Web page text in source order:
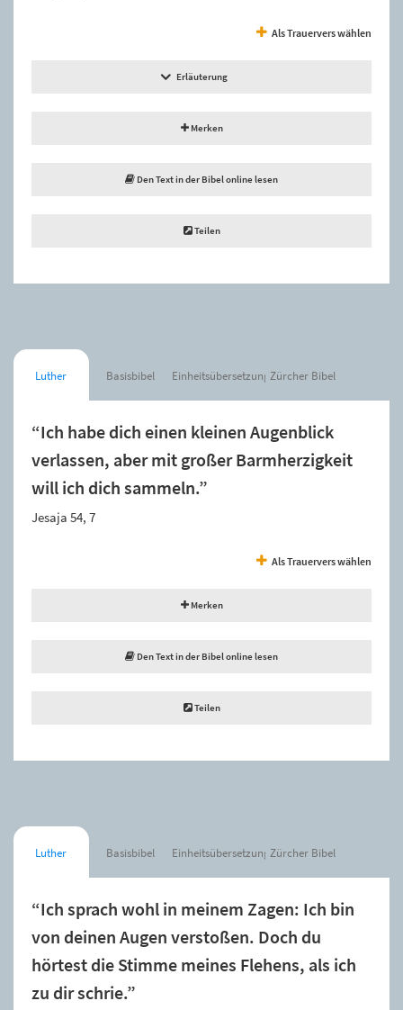
Als Trauervers wählen
Erläuterung
Merken
Den Text in der Bibel online lesen
Teilen
Luther Basisbibel Einheitsübersetzung Zürcher Bibel
“Ich habe dich einen kleinen Augenblick
verlassen, aber mit großer Barmherzigkeit
will ich dich sammeln.”
Jesaja 54, 7
Als Trauervers wählen
Merken
Den Text in der Bibel online lesen
Teilen
Luther Basisbibel Einheitsübersetzung Zürcher Bibel
“Ich sprach wohl in meinem Zagen: Ich bin
von deinen Augen verstoßen. Doch du
hörtest die Stimme meines Flehens, als ich
zu dir schrie.”